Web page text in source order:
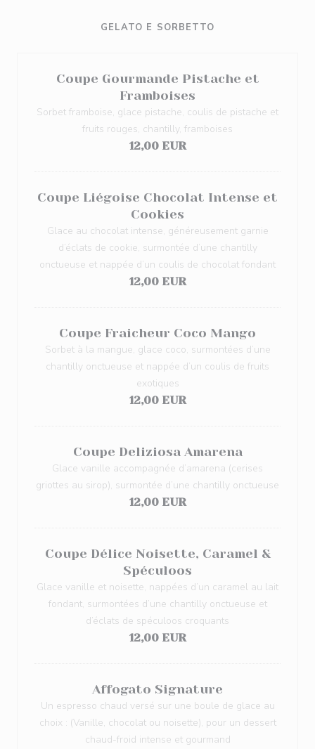
GELATO E SORBETTO
Coupe Gourmande Pistache et
Framboises
Sorbet framboise, glace pistache, coulis de pistache et
fruits rouges, chantilly, framboises
12,00 EUR
Coupe Liégoise Chocolat Intense et
Cookies
Glace au chocolat intense, généreusement garnie
d’éclats de cookie, surmontée d’une chantilly
onctueuse et nappée d’un coulis de chocolat fondant
12,00 EUR
Coupe Fraicheur Coco Mango
Sorbet à la mangue, glace coco, surmontées d’une
chantilly onctueuse et nappée d’un coulis de fruits
exotiques
12,00 EUR
Coupe Deliziosa Amarena
Glace vanille accompagnée d’amarena (cerises
griottes au sirop), surmontée d’une chantilly onctueuse
12,00 EUR
Coupe Délice Noisette, Caramel &
Spéculoos
Glace vanille et noisette, nappées d’un caramel au lait
fondant, surmontées d’une chantilly onctueuse et
d’éclats de spéculoos croquants
12,00 EUR
Affogato Signature
Un espresso chaud versé sur une boule de glace au
choix : (Vanille, chocolat ou noisette), pour un dessert
chaud-froid intense et gourmand